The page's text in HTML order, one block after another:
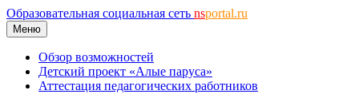
Образовательная социальная сеть nsportal.ru
Меню
Обзор возможностей
Детский проект «Алые паруса»
Аттестация педагогических работников